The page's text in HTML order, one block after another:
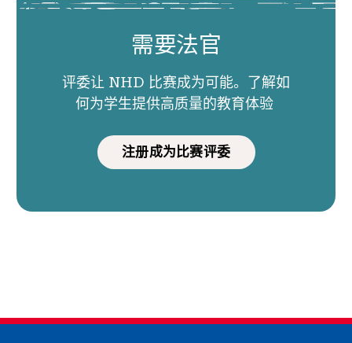
需要法官
评委让 NHD 比赛成为可能。了解如
何为学生提供高质量的教育体验
注册成为比赛评委